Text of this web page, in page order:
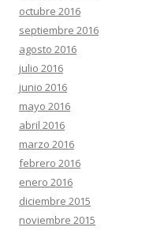
octubre 2016
septiembre 2016
agosto 2016
julio 2016
junio 2016
mayo 2016
abril 2016
marzo 2016
febrero 2016
enero 2016
diciembre 2015
noviembre 2015